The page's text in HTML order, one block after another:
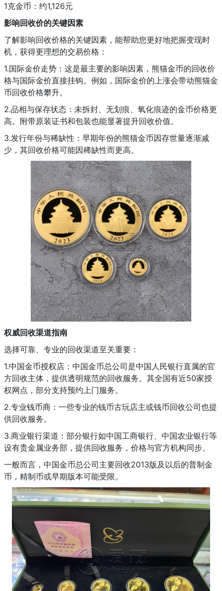
1克金币：约1,126元
影响回收价的关键因素
了解影响回收价格的关键因素，能帮助您更好地把握变现时
机，获得更理想的交易价格：
1.国际金价走势：这是最主要的影响因素，熊猫金币的回收价
格与国际金价直接挂钩。例如，国际金价的上涨会带动熊猫金
币回收价格攀升。
2.品相与保存状态：未拆封、无划痕、氧化痕迹的金币价格更
高。附带原装证书和包装也能显著提升回收价值。
3.发行年份与稀缺性：早期年份的熊猫金币因存世量逐渐减
少，其回收价格可能因稀缺性而更高。
权威回收渠道指南
选择可靠、专业的回收渠道至关重要：
1.中国金币授权店：中国金币总公司是中国人民银行直属的官
方回收主体，提供透明规范的回收服务。其全国有近50家授
权网点，部分支持预约上门服务。
2.专业钱币商：一些专业的钱币古玩店主或钱币回收公司也提
供回收服务。
3.商业银行渠道：部分银行如中国工商银行、中国农业银行等
设有贵金属业务部，提供回收服务，价格与官方机构同步。
一般而言，中国金币总公司主要回收2013版及以后的普制金
币，精制币或早期版本可能受限。